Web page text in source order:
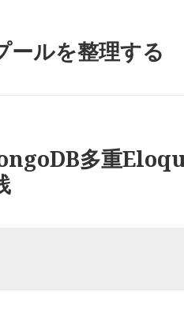
ルを整理する
多重